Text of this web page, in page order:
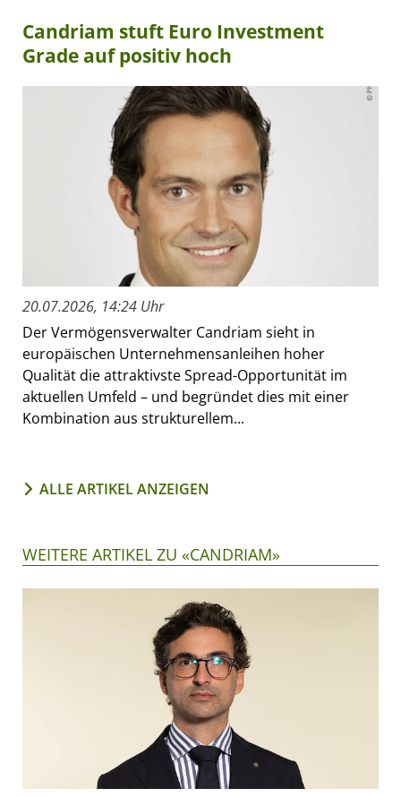
Candriam stuft Euro Investment
Grade auf positiv hoch
20.07.2026, 14:24 Uhr
Der Vermögensverwalter Candriam sieht in
europäischen Unternehmensanleihen hoher
Qualität die attraktivste Spread-Opportunität im
aktuellen Umfeld – und begründet dies mit einer
Kombination aus strukturellem...
ALLE ARTIKEL ANZEIGEN
WEITERE ARTIKEL ZU «CANDRIAM»